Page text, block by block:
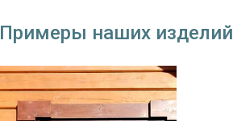
Примеры наших изделий